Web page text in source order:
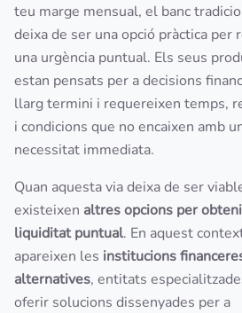
teu marge mensual, el banc
deixa de ser una opció pràctica per
una urgència puntual. Els seus
estan pensats per a decisions
llarg termini i requereixen temps,
i condicions que no encaixen amb
necessitat immediata.
Quan aquesta via deixa de ser
existeixen altres opcions per
liquiditat puntual. En aquest
apareixen les institucions
alternatives, entitats
oferir solucions dissenyades per a